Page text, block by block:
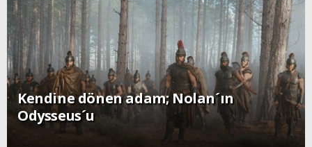
Kendine dönen adam; Nolan´ın
Odysseus´u